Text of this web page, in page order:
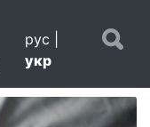
рус
укр